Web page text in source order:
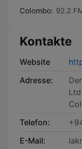
Colombo: 92.2
Kontakte
Website
Adresse:
Telefon:
E-Mail: